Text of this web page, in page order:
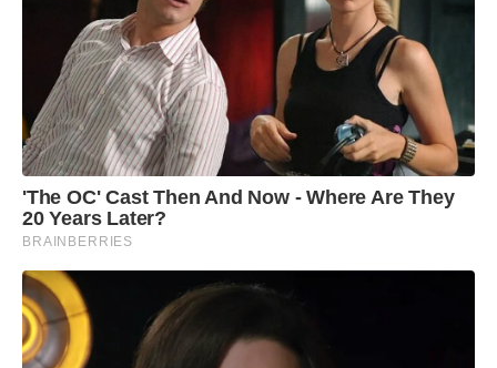
'The OC' Cast Then And Now - Where Are They
20 Years Later?
BRAINBERRIES